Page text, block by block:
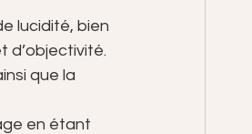
lucidité, bien
d’objectivité.
que la
en étant